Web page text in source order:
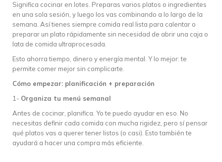
Significa cocinar en lotes. Preparas varios platos o ingredientes
en una sola sesión, y luego los vas combinando a lo largo de la
semana. Así tienes siempre comida real lista para calentar o
preparar un plato rápidamente sin necesidad de abrir una caja o
lata de comida ultraprocesada.
Esto ahorra tiempo, dinero y energía mental. Y lo mejor: te
permite comer mejor sin complicarte.
Cómo empezar: planificación + preparación
1- Organiza tu menú semanal
Antes de cocinar, planifica. Yo te puedo ayudar en eso. No
necesitas definir cada comida con mucha rigidez, pero sí pensar
qué platos vas a querer tener listos (o casi). Esto también te
ayudará a hacer una compra más eficiente.